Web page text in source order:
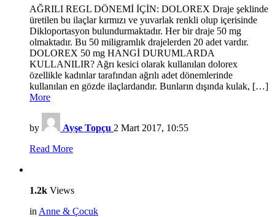
AĞRILI REGL DÖNEMİ İÇİN: DOLOREX Draje şeklinde
üretilen bu ilaçlar kırmızı ve yuvarlak renkli olup içerisinde
Dikloportasyon bulundurmaktadır. Her bir draje 50 mg
olmaktadır. Bu 50 miligramlık drajelerden 20 adet vardır.
DOLOREX 50 mg HANGİ DURUMLARDA
KULLANILIR? Ağrı kesici olarak kullanılan dolorex
özellikle kadınlar tarafından ağrılı adet dönemlerinde
kullanılan en gözde ilaçlardandır. Bunların dışında kulak, […]
More
by Ayşe Topçu 2 Mart 2017, 10:55
Read More
1.2k Views
in Anne & Çocuk